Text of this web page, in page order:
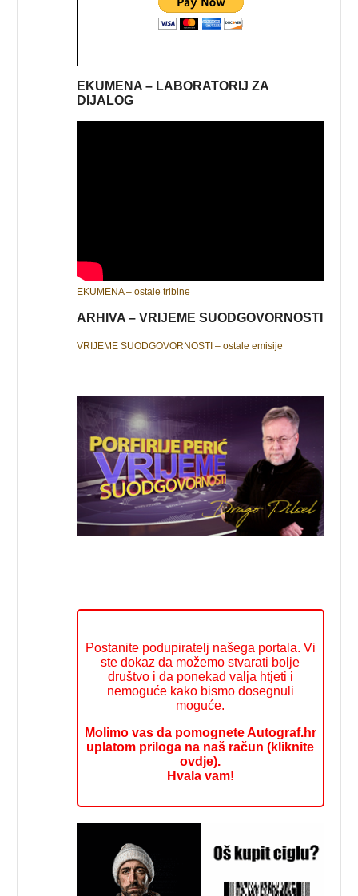
EKUMENA – LABORATORIJ ZA
DIJALOG
EKUMENA – ostale tribine
ARHIVA – VRIJEME SUODGOVORNOSTI
VRIJEME SUODGOVORNOSTI – ostale emisije
Postanite podupiratelj našega portala. Vi
ste dokaz da možemo stvarati bolje
društvo i da ponekad valja htjeti i
nemoguće kako bismo dosegnuli
moguće.
Molimo vas da pomognete Autograf.hr
uplatom priloga na naš račun (kliknite
ovdje).
Hvala vam!